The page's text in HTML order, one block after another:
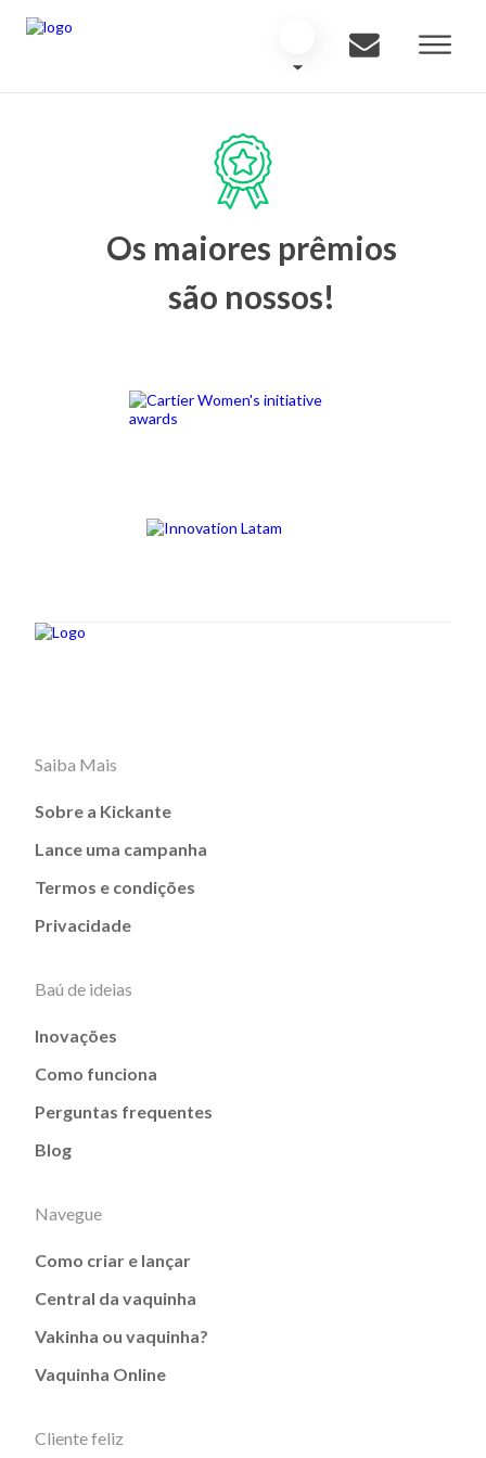
Os maiores prêmios
são nossos!
Saiba Mais
Sobre a Kickante
Lance uma campanha
Termos e condições
Privacidade
Baú de ideias
Inovações
Como funciona
Perguntas frequentes
Blog
Navegue
Como criar e lançar
Central da vaquinha
Vakinha ou vaquinha?
Vaquinha Online
Cliente feliz